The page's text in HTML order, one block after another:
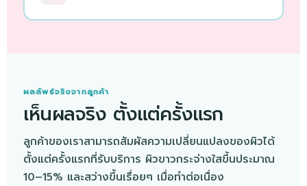
ผลลัพธ์จริงจากลูกค้า
เห็นผลจริง ตั้งแต่ครั้งแรก
ลูกค้าของเราสามารถสัมผัสความเปลี่ยนแปลงของผิวได้
ตั้งแต่ครั้งแรกที่รับบริการ ผิวขาวกระจ่างใสขึ้นประมาณ
10–15% และสว่างขึ้นเรื่อยๆ เมื่อทำต่อเนื่อง